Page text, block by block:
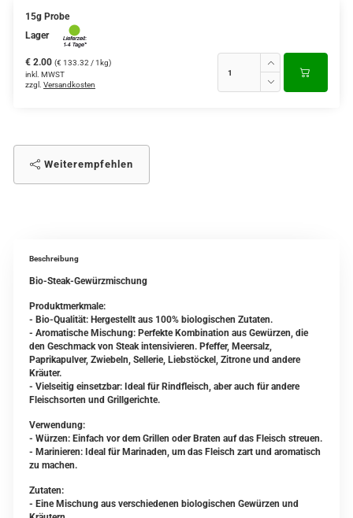
15g Probe
Lager
€ 2.00 (€ 133.32 / 1kg)
inkl. MWST
zzgl. Versandkosten
Weiterempfehlen
Beschreibung
Bio-Steak-Gewürzmischung
Produktmerkmale:
- Bio-Qualität: Hergestellt aus 100% biologischen Zutaten.
- Aromatische Mischung: Perfekte Kombination aus Gewürzen, die
den Geschmack von Steak intensivieren. Pfeffer, Meersalz,
Paprikapulver, Zwiebeln, Sellerie, Liebstöckel, Zitrone und andere
Kräuter.
- Vielseitig einsetzbar: Ideal für Rindfleisch, aber auch für andere
Fleischsorten und Grillgerichte.
Verwendung:
- Würzen: Einfach vor dem Grillen oder Braten auf das Fleisch streuen.
- Marinieren: Ideal für Marinaden, um das Fleisch zart und aromatisch
zu machen.
Zutaten:
- Eine Mischung aus verschiedenen biologischen Gewürzen und